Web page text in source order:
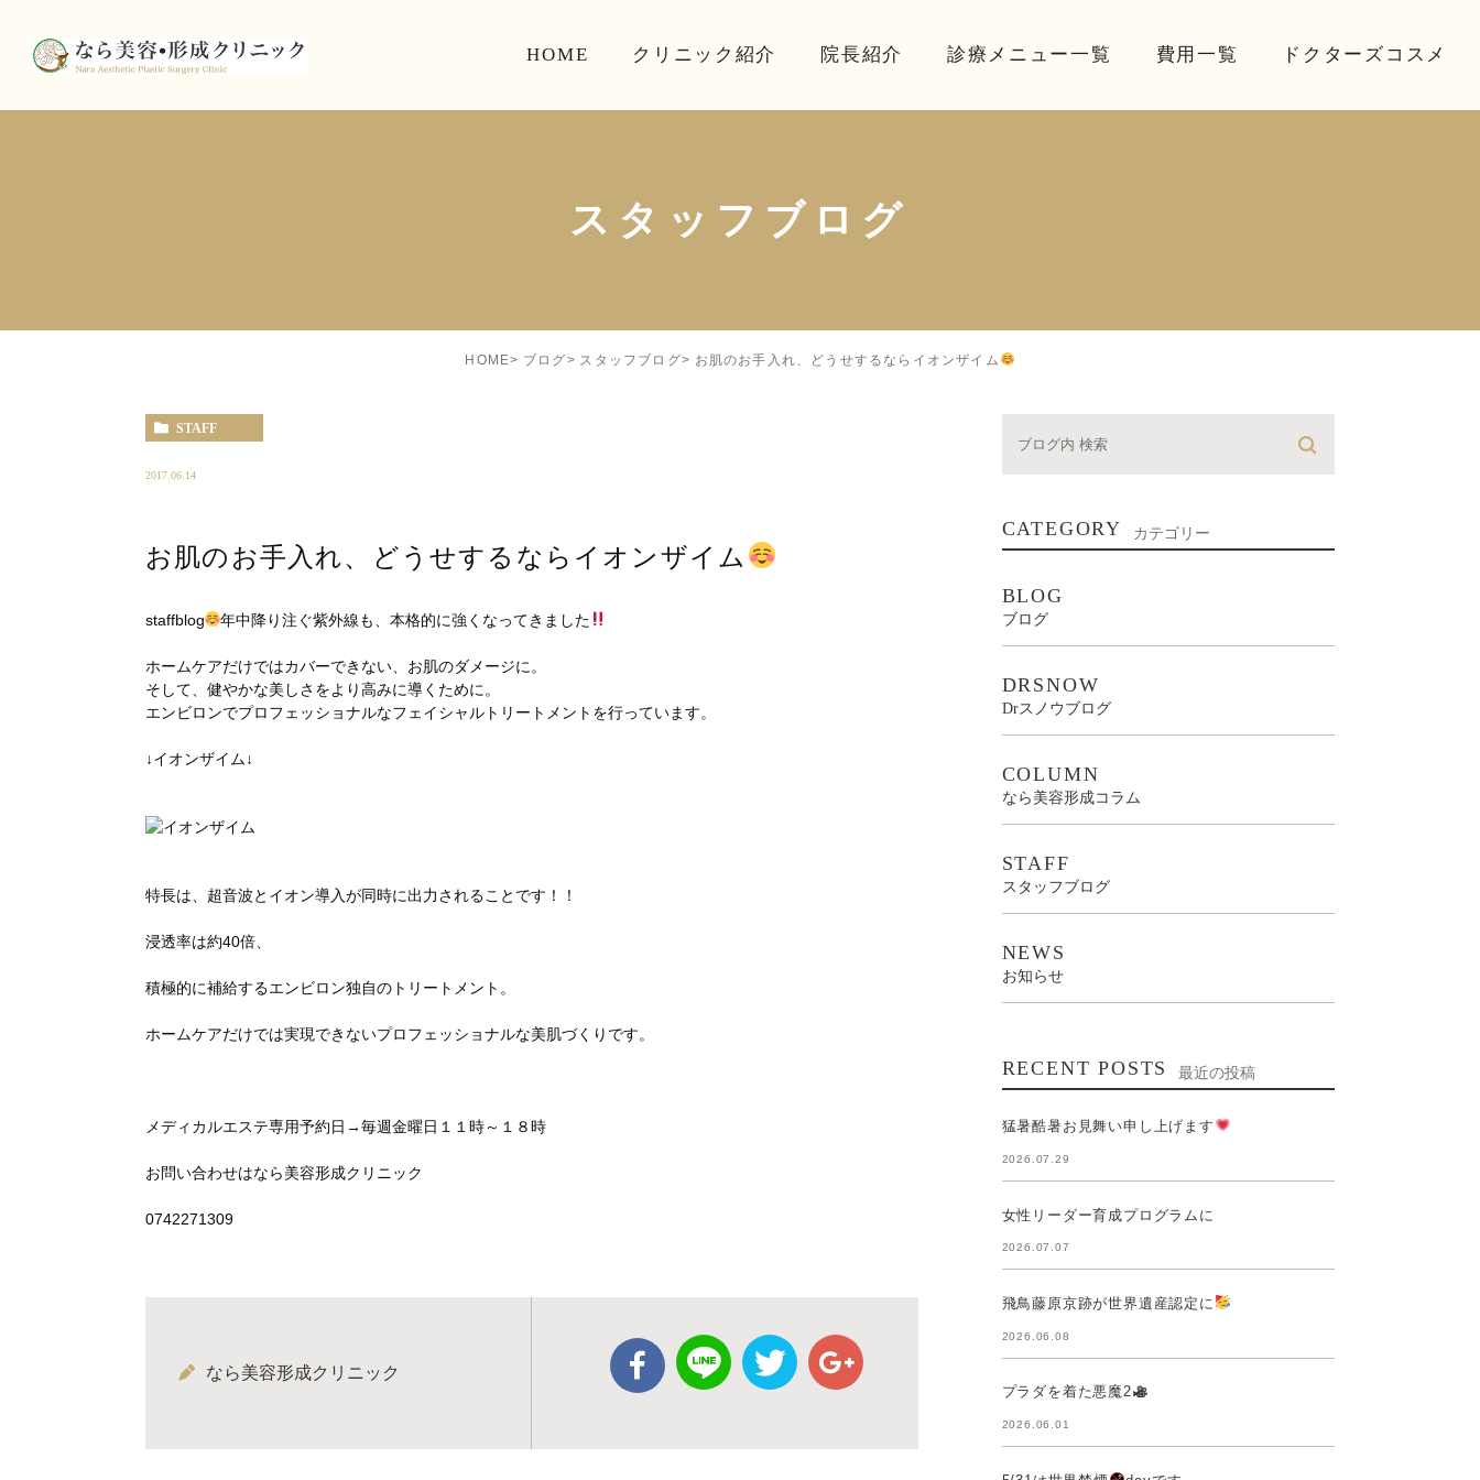
HOME クリニック紹介 院長紹介 診療メニュー一覧 費用一覧 ドクターズコスメ
スタッフブログ
HOME ブログ スタッフブログ お肌のお手入れ、どうせするならイオンザイム
STAFF
2017.06.14
お肌のお手入れ、どうせするならイオンザイム
staffblog 年中降り注ぐ紫外線も、本格的に強くなってきました
ホームケアだけではカバーできない、お肌のダメージに。
そして、健やかな美しさをより高みに導くために。
エンビロンでプロフェッショナルなフェイシャルトリートメントを行っています。
↓イオンザイム↓
特長は、超音波とイオン導入が同時に出力されることです！！
浸透率は約40倍、
積極的に補給するエンビロン独自のトリートメント。
ホームケアだけでは実現できないプロフェッショナルな美肌づくりです。
メディカルエステ専用予約日→毎週金曜日１１時～１８時
お問い合わせはなら美容形成クリニック
0742271309
なら美容形成クリニック
CATEGORY カテゴリー
BLOG
ブログ
DRSNOW
Drスノウブログ
COLUMN
なら美容形成コラム
STAFF
スタッフブログ
NEWS
お知らせ
RECENT POSTS 最近の投稿
猛暑酷暑お見舞い申し上げます
2026.07.29
女性リーダー育成プログラムに
2026.07.07
飛鳥藤原京跡が世界遺産認定に
2026.06.08
プラダを着た悪魔2
2026.06.01